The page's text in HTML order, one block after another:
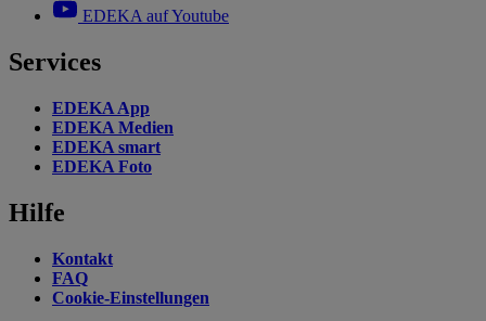
EDEKA auf Youtube
Services
EDEKA App
EDEKA Medien
EDEKA smart
EDEKA Foto
Hilfe
Kontakt
FAQ
Cookie-Einstellungen